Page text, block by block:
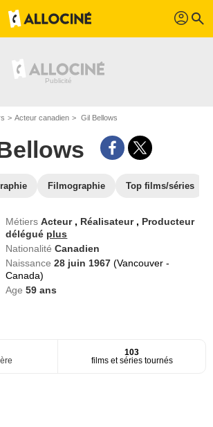
profil search
Acteur canadien Gil Bellows
Filmographie Top films/séries
MétiersActeur , Réalisateur , Producteur
délégué plus
NationalitéCanadien
Naissance28 juin 1967(Vancouver -
Canada)
Age59 ans
103
films et séries tournés